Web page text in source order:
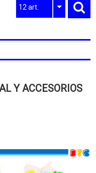
12 art.
Y ACCESORIOS